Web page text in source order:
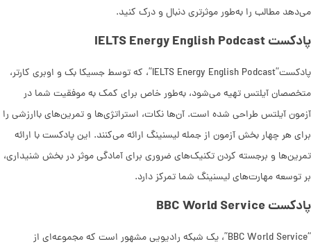
می‌دهد مطالب را به‌طور موثرتری دنبال و درک کنید.
پادکست IELTS Energy English Podcast
پادکست”IELTS Energy English Podcast”، که توسط جسیکا بک و اوبری کارتر،
متخصصان آیلتس تهیه می‌شود، به‌طور خاص برای کمک به موفقیت شما در
آزمون آیلتس طراحی شده است. آن‌ها نکات، استراتژی‌ها و تمرین‌های باارزشی را
برای هر چهار بخش آزمون از جمله لیسنینگ ارائه می‌کنند. این پادکست با ارائه
تمرین‌ها و برجسته کردن تکنیک‌های ضروری برای آمادگی موثر در بخش شنیداری،
بر توسعه مهارت‌های لیسنینگ شما تمرکز دارد.
پادکست BBC World Service
“BBC World Service”، یک شبکه رادیویی مشهور است که مجموعه‌ای از